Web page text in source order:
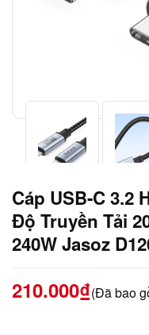
Cáp USB-C 3.2
Độ Truyền Tải
240W Jasoz
210.000₫(Đã bao